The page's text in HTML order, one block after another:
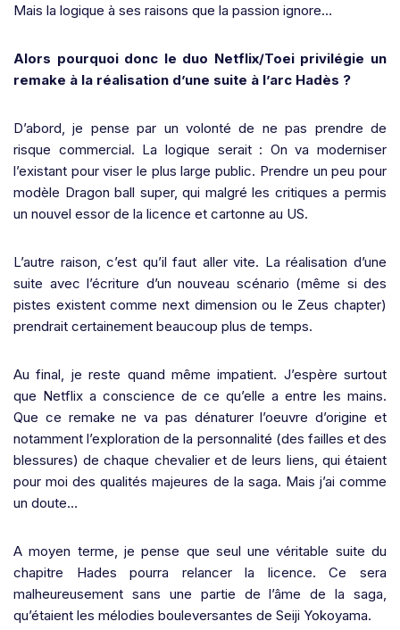
Mais la logique à ses raisons que la passion ignore…
Alors pourquoi donc le duo Netflix/Toei privilégie un
remake à la réalisation d’une suite à l’arc Hadès ?
D’abord, je pense par un volonté de ne pas prendre de
risque commercial. La logique serait : On va moderniser
l’existant pour viser le plus large public. Prendre un peu pour
modèle Dragon ball super, qui malgré les critiques a permis
un nouvel essor de la licence et cartonne au US.
L’autre raison, c’est qu’il faut aller vite. La réalisation d’une
suite avec l’écriture d’un nouveau scénario (même si des
pistes existent comme next dimension ou le Zeus chapter)
prendrait certainement beaucoup plus de temps.
Au final, je reste quand même impatient. J’espère surtout
que Netflix a conscience de ce qu’elle a entre les mains.
Que ce remake ne va pas dénaturer l’oeuvre d’origine et
notamment l’exploration de la personnalité (des failles et des
blessures) de chaque chevalier et de leurs liens, qui étaient
pour moi des qualités majeures de la saga. Mais j’ai comme
un doute…
A moyen terme, je pense que seul une véritable suite du
chapitre Hades pourra relancer la licence. Ce sera
malheureusement sans une partie de l’âme de la saga,
qu’étaient les mélodies bouleversantes de Seiji Yokoyama.